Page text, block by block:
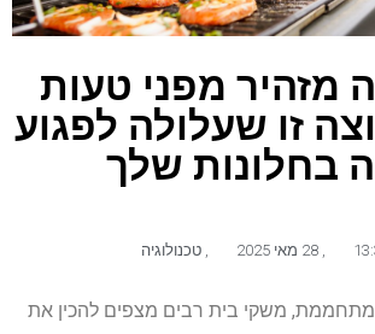
מזהיר מפני טעות
זו שעלולה לפגוע
בחלונות שלך
28 מאי 2025 טכנולוגיה
משקי בית רבים מצפים להכין את